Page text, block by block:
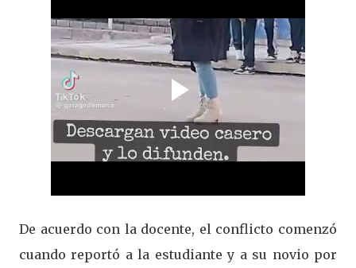
De acuerdo con la docente, el conflicto comenzó
cuando reportó a la estudiante y a su novio por